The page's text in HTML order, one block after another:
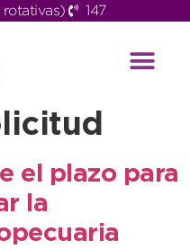
147
el plazo para
la